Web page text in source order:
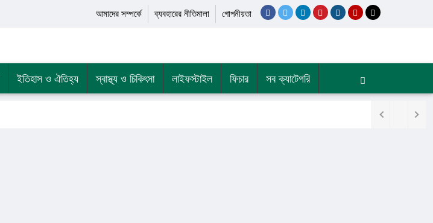
আমাদের সম্পর্কে ব্যবহারের নীতিমালা গোপনীয়তা
ইতিহাস ও ঐতিহ্য স্বাস্থ্য ও চিকিৎসা লাইফস্টাইল ফিচার সব ক্যাটেগরি